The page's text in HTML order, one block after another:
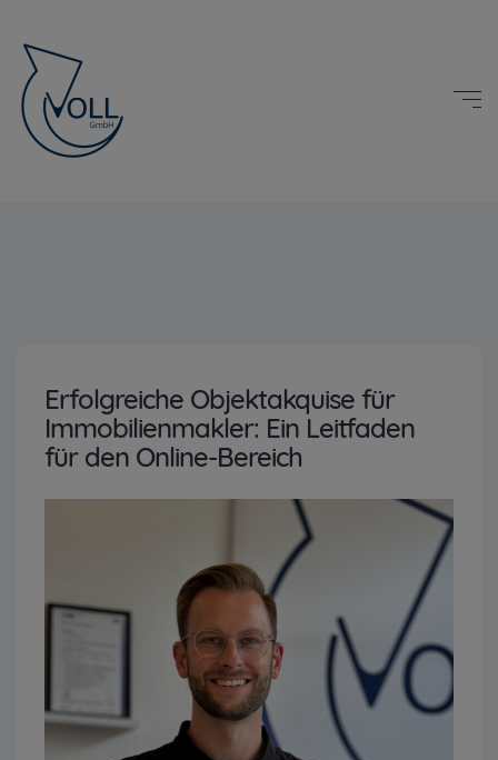
Erfolgreiche Objektakquise für
Immobilienmakler: Ein Leitfaden
für den Online-Bereich